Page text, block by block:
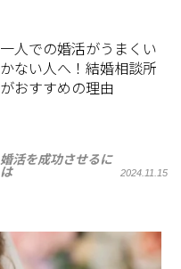
一人での婚活がうまくい
かない人へ！結婚相談所
がおすすめの理由
婚活を成功させるに
は
2024.11.15